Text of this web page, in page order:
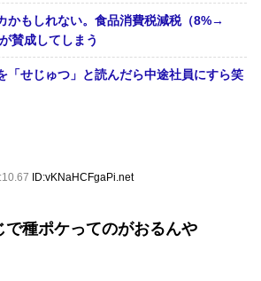
かもしれない。食品消費税減税（8%→
賛成してしまう
「せじゅつ」と読んだら中途社員にすら笑
ID:vKNaHCFgaPi.net
で種ポケってのがおるんや